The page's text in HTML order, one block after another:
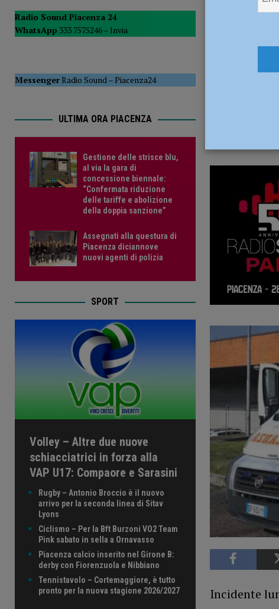
Incidente
Radio Sound Piacenza 24
WhatsApp 333 7575246 – Invia
MessengerRadio Sound–Piacenza24
ULTIMA ORA PIACENZA
Gestione delle strisce blu,
al via la gara di
concessione biennale:
“Confermata riduzione
delle tariffe e abolizione
della doppia sanzione”
Assegnati alla questura di
Piacenza diciannove
nuovi agenti di polizia
SPORT
Volley – Altre due nuove
schiacciatrici in forza alla
VAP U17: Compaore e Sarasini
Rugby – Antonio Broccio è il nuovo
arrivo per la seconda linea di Sitav
Lyons
Ciclismo – Per la Bft Burzoni VO2 Team
Pink sabato in sella a Ornavasso
Piacenza calcio inserito nel Girone B:
derby con Fiorenzuola e Nibbiano
Tennistavolo – Cortemaggiore, è tutto
pronto per la nuova stagione 2026/2027